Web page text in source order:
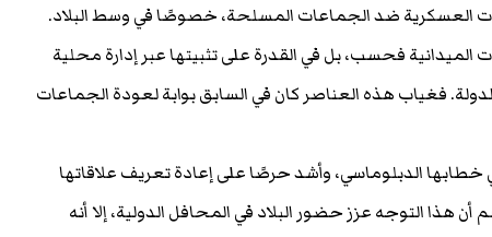
العسكرية ضد الجماعات المسلحة، خصوصًا في وسط البلاد.
فحسب، بل في القدرة على تثبيتها عبر إدارة محلية
فغياب هذه العناصر كان في السابق بوابة لعودة الجماعات
الدبلوماسي، وأشد حرصًا على إعادة تعريف علاقاتها
هذا التوجه عزز حضور البلاد في المحافل الدولية، إلا أنه